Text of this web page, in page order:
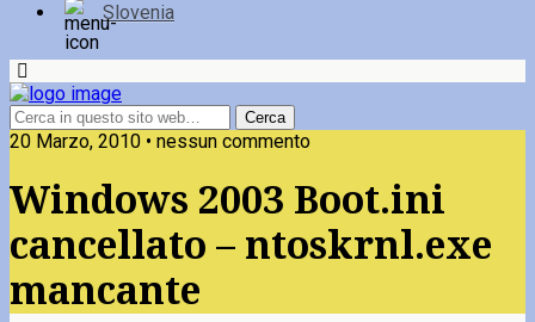
Slovenia
20 Marzo, 2010 • nessun commento
Windows 2003 Boot.ini
cancellato – ntoskrnl.exe
mancante